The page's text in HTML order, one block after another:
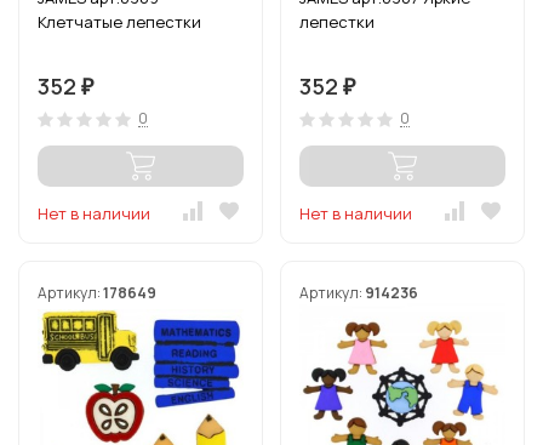
Клетчатые лепестки
352 ₽
0
Нет в наличии
лепестки
352 ₽
0
Нет в наличии
Артикул:178649 Артикул: 914236